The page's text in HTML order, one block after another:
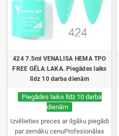
424 7.5ml VENALISA HEMA TPO
FREE GĒLA LAKA. Piegādes laiks
līdz 10 darba dienām
Piegādes laiks līdz 10 darba
dienām
Izvēlieties preces ar ilgāku piegādi
par zemāku cenuProfesionālas